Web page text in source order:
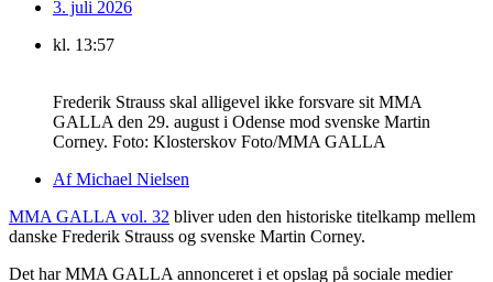
3. juli 2026
kl. 13:57
Frederik Strauss skal alligevel ikke forsvare sit MMA
GALLA den 29. august i Odense mod svenske Martin
Corney. Foto: Klosterskov Foto/MMA GALLA
AfMichael Nielsen
MMA GALLA vol. 32 bliver uden den historiske titelkamp mellem
danske Frederik Strauss og svenske Martin Corney.
Det har MMA GALLA annonceret i et opslag på sociale medier